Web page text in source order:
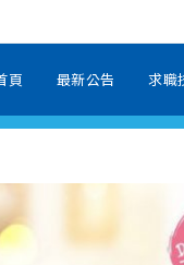
頁 最新公告 求職